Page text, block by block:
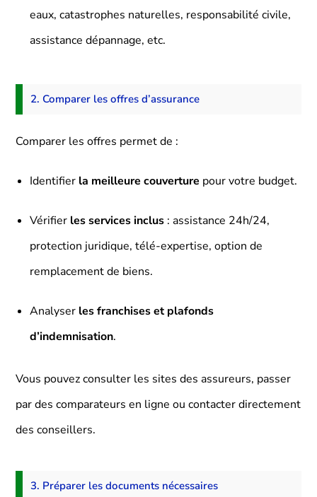
eaux, catastrophes naturelles, responsabilité civile,
assistance dépannage, etc.
2. Comparer les offres d’assurance
Comparer les offres permet de :
Identifier la meilleure couverture pour votre budget.
Vérifier les services inclus : assistance 24h/24,
protection juridique, télé-expertise, option de
remplacement de biens.
Analyser les franchises et plafonds
d’indemnisation.
Vous pouvez consulter les sites des assureurs, passer
par des comparateurs en ligne ou contacter directement
des conseillers.
3. Préparer les documents nécessaires